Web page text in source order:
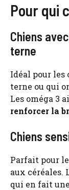
Pour qui
Chiens
terne
Idéal pour les
terne ou qui
Les oméga 3
renforcer la
Chiens
Parfait pour
aux céréales.
qui en fait